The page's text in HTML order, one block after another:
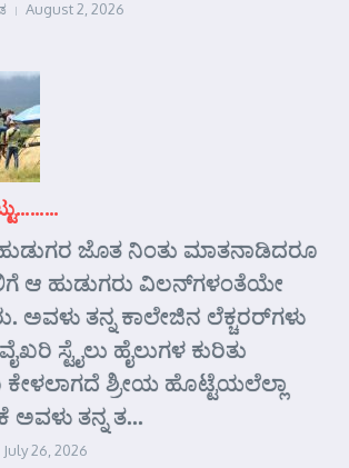
August 2, 2026
ಜೊತ ನಿಂತು ಮಾತನಾಡಿದರೂ
ಆ ಹುಡುಗರು ವಿಲನ್‌ಗಳಂತೆಯೇ
ಅವಳು ತನ್ನ ಕಾಲೇಜಿನ ಲೆಕ್ಚರರ್‌ಗಳು
ಸ್ಟೈಲು ಹೈಲುಗಳ ಕುರಿತು
ಕೇಳಲಾಗದೆ ಶ್ರೀಯ ಹೊಟ್ಟೆಯಲೆಲ್ಲಾ
ಅವಳು ತನ್ನ ತ...
July 26, 2026